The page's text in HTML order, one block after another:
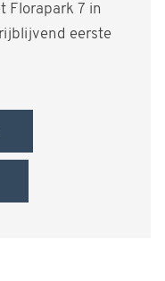
Florapark 7 in
eerste